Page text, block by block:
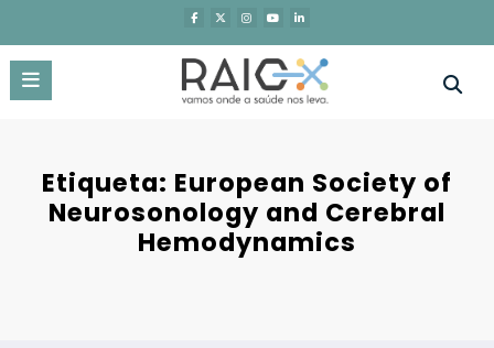
o
conteúdo
Etiqueta: European Society of
Neurosonology and Cerebral
Hemodynamics